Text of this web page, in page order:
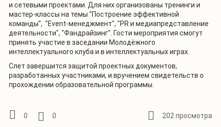
и сетевыми проектами. Для них организованы тренинги и
мастер-классы на темы "Построение эффективной
команды", "Event-менеджмент", "PR и медиапредставление
деятельности", "Фандрайзинг". Гости мероприятия смогут
принять участие в заседании Молодёжного
интеллектуального клуба и в интеллектуальных играх.
Слет завершится защитой проектных документов,
разработанных участниками, и вручением свидетельств о
прохождении образовательной программы.
0 0 202 просмотра